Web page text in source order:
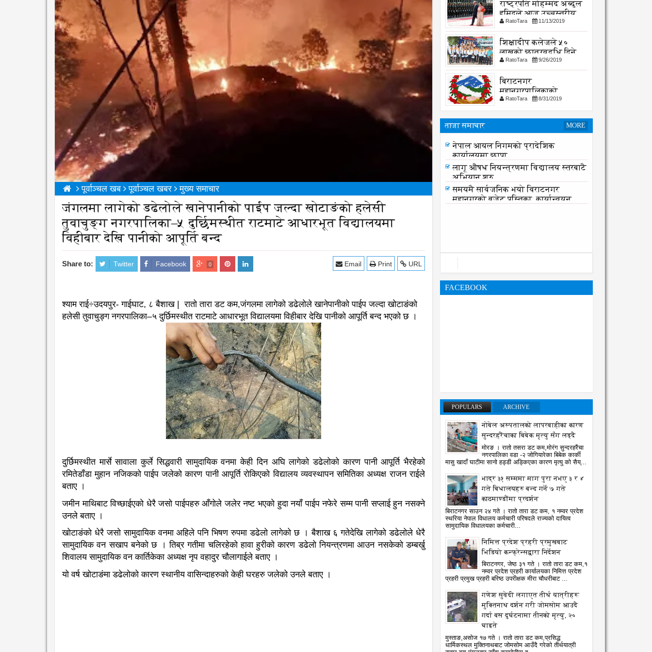
पूर्वाञ्चल खब पूर्वाञ्चल खबर मुख्य समाचार
जंगलमा लागेको डढेलोले खानेपानीको पाईप जल्दा खोटाङंको हलेसी
तुवाचुङ्ग नगरपालिका–५ दुर्छिमस्थीत राटमाटे आधारभूत विद्यालयमा
विहीबार देखि पानीको आपूर्ति बन्द
Share to: Twitter Facebook 0 URL
Print
Email
श्याम राई÷उदयपुर- गाईघाट, ८ बैशाख | रातो तारा डट कम,जंगलमा लागेको डढेलोले खानेपानीको पाईप जल्दा खोटाङंको
हलेसी तुवाचुङ्ग नगरपालिका–५ दुर्छिमस्थीत राटमाटे आधारभूत विद्यालयमा विहीबार देखि पानीको आपूर्ति बन्द भएको छ ।
दुर्छिमस्थीत मार्से सावाला कुर्ले सिद्धवारी सामुदायिक वनमा केही दिन अघि लागेको डढेलोको कारण पानी आपूर्ति भैरहेको
रमितेडाँडा मुहान नजिकको पाईप जलेको कारण पानी आपूर्ति रोकिएको विद्यालय व्यवस्थापन समितिका अध्यक्ष राजन राईले
बताए ।
जमीन माथिबाट विच्छाईएको धेरै जसो पाईपहरु आँगोले जलेर नष्ट भएको हुदा नयाँ पाईप नफेरे सम्म पानी सप्लाई हुन नसक्ने
उनले बताए ।
खोटाङंको धेरै जसो सामुदायिक वनमा अहिले पनि भिषण रुपमा डढेलो लागेको छ । बैशाख ६ गतेदेखि लागेको डढेलोले धेरै
सामुदायिक वन सखाप बनेको छ । तिब्र गतीमा चलिरहेको हावा हुरीको कारण डढेलो नियन्त्रणमा आउन नसकेको डम्बर्खु
शिवालय सामुदायिक वन कार्तिकेका अध्यक्ष नृप वहादुर चौलागाईले बताए ।
यो वर्ष खोटाङंमा डढेलोको कारण स्थानीय वासिन्दाहरुको केही घरहरु जलेको उनले बताए ।
राष्ट्रपति मोहम्मद अब्दुल
हमिदले आज उच्चस्तरीय
भेटवार्ता गर्नु हुदै,
RatoTara 11/13/2019
शिक्षादीप कलेजले ५०
लाखको छात्रवृद्धि दिने
घोषणा
RatoTara 9/26/2019
बिराटनगर
महानगरपालिकाको
सार्वजनिक -सुचना
RatoTara 8/31/2019
ताजा समाचार MORE
नेपाल आयल निगमको प्रादेशिक
कार्यालयमा छापा
नेपाल आयल निगमको प्रादेशिक
कार्यालयमा छापा
लागू औषध नियन्त्रणमा विद्यालय स्तरबाटै
अभियान शुरु
FACEBOOK
POPULARS ARCHIVE
नोबेल अस्पतालको लापरबाहीका कारण
सुन्दरहरैंचाका बिबेक मृत्यु सँग लड्दै
मोरङ । रातो तसरा डट कम,मोरंग सुन्दरहरैंचा
नगरपालिका वडा -२ जोगियारेका बिबेक कार्की
मासु खादाँ घाटीमा सानो हड्डी अड्किएका कारण मृत्यु को सैय्...
भाद्र ३१ सम्ममा माग पुरा नभए ३ र ४
गते बिधालयहरु बन्द गर्ने ७ गते
काठमाण्डौंमा प्रदर्शन
बिराटनगर साउन २४ गते । रातो तारा डट कम, १ नम्वर प्रदेश
स्थरिया नेपाल विधालय कर्मचारी परिषदले राज्यको दायित्व
सामुदायिक विधालयका कर्मचारी...
निमित्त प्रदेश प्रहरी प्रमुखबाट
भिडियो कन्फ्रेन्सद्वारा निर्देशन
बिराटनगर, जेष्ठ ३१ गते । रातो तारा डट कम,१
नम्वर प्रदेश प्रहरी कार्यालयका निमित्त प्रदेश
प्रहरी प्रमुख प्रहरी बरिष्ठ उपरीक्षक मीरा चौधरीबाट ...
गणेश सुवेदी लगाएत तीर्थ यात्रीहरू
मुक्तिनाथ दर्शन गरी जोमसोम आउदै
गर्दा बस दुर्घटनामा तीनको मृत्यु, २०
घाइते
मुस्ताङ,असोज १७ गते । रातो तारा डट कम,प्रसिद्ध
धार्मिकस्थल मुक्तिनाथबाट जोमसोम आउँदै गरेको तीर्थयात्री